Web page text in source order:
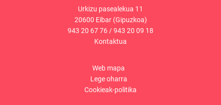
Urkizu pasealekua 11
20600 Eibar (Gipuzkoa)
943 20 67 76/943 20 09 18
Kontaktua
Web mapa
Lege oharra
Cookieak-politika